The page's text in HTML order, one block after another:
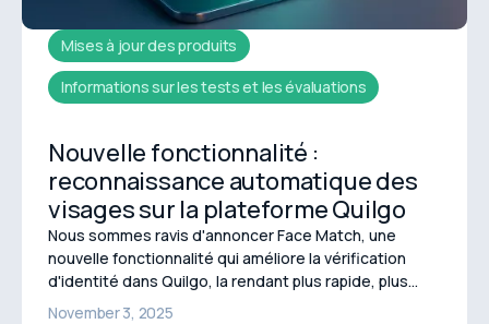
Mises à jour des produits
Informations sur les tests et les évaluations
Nouvelle fonctionnalité :
reconnaissance automatique des
visages sur la plateforme Quilgo
Nous sommes ravis d'annoncer Face Match, une
nouvelle fonctionnalité qui améliore la vérification
d'identité dans Quilgo, la rendant plus rapide, plus
simple et plus efficace que jamais.
November 3, 2025